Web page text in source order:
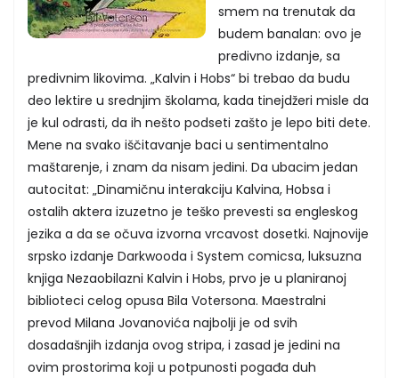
smem na trenutak da
budem banalan: ovo je
predivno izdanje, sa
predivnim likovima. „Kalvin i Hobs“ bi trebao da budu
deo lektire u srednjim školama, kada tinejdžeri misle da
je kul odrasti, da ih nešto podseti zašto je lepo biti dete.
Mene na svako iščitavanje baci u sentimentalno
maštarenje, i znam da nisam jedini. Da ubacim jedan
autocitat: „Dinamičnu interakciju Kalvina, Hobsa i
ostalih aktera izuzetno je teško prevesti sa engleskog
jezika a da se očuva izvorna vrcavost dosetki. Najnovije
srpsko izdanje Darkwooda i System comicsa, luksuzna
knjiga Nezaobilazni Kalvin i Hobs, prvo je u planiranoj
biblioteci celog opusa Bila Votersona. Maestralni
prevod Milana Jovanovića najbolji je od svih
dosadašnjih izdanja ovog stripa, i zasad je jedini na
ovim prostorima koji u potpunosti pogađa duh